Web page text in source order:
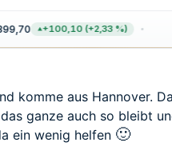
+100,10 (+2,33 %)
komme aus Hannover.
ganze auch so bleibt
ein wenig helfen 🙂